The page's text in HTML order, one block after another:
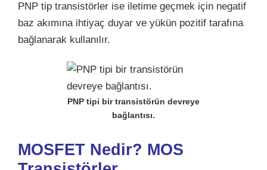
PNP tip transistörler ise iletime geçmek için negatif
baz akımına ihtiyaç duyar ve yükün pozitif tarafına
bağlanarak kullanılır.
PNP tipi bir transistörün devreye
bağlantısı.
MOSFET Nedir? MOS